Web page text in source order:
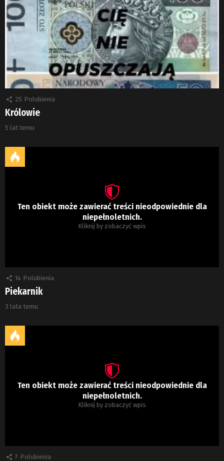
25 Polubienia
Królowie
5 lat temu
Ten obiekt może zawierać treści nieodpowiednie dla
niepełnoletnich.
Kliknij by zobaczyć wpis
14 Polubienia
Piekarnik
3 lata temu
Ten obiekt może zawierać treści nieodpowiednie dla
niepełnoletnich.
Kliknij by zobaczyć wpis
7 Polubienia